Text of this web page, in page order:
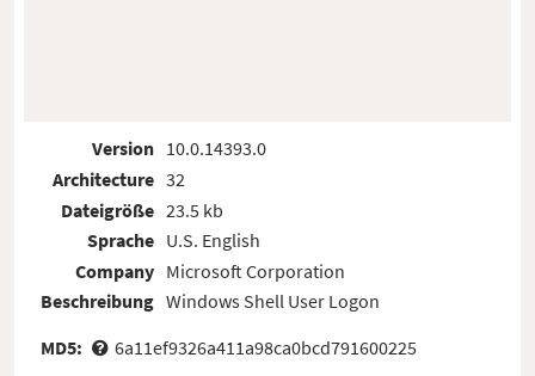
Version
Architecture
Dateigröße
Sprache
Company
Beschreibung
10.0.14393.0
32
23.5 kb
U.S. English
Microsoft Corporation
Windows Shell User Logon
MD5:
6a11ef9326a411a98ca0bcd791600225